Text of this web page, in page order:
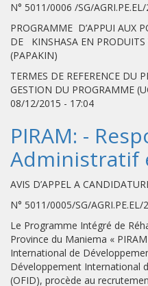
N° 5011/0006 /SG/
PROGRAMME D’APPUI AUX
DE KINSHASA EN PRODUITS
(PAPAKIN)
TERMES DE REFERENCE DU
GESTION DU PROGRAMME
08/12/2015 - 17:04
PIRAM: -
Administratif
AVIS D’APPEL A
N° 5011/0005/SG/AGRI.PE.EL/
Le Programme Intégré de
Province du Maniema «
International de
Développement International
(OFID), procède au